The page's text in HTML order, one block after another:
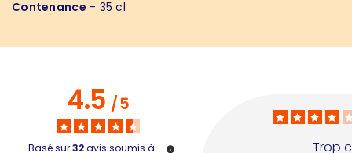
Contenance - 35 cl
4.5/5
Basé sur32 avis soumis à
Trop